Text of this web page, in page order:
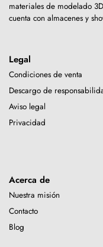
materiales de modelado
cuenta con almacenes y
Legal
Condiciones de venta
Descargo de
Aviso legal
Privacidad
Acerca de
Nuestra misión
Contacto
Blog